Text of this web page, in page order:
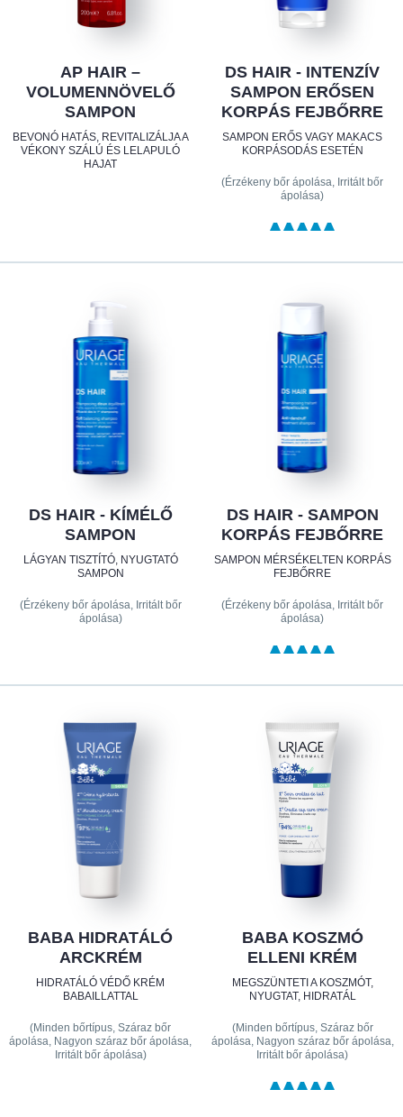
AP HAIR –
VOLUMENNÖVELŐ
SAMPON
BEVONÓ HATÁS, REVITALIZÁLJA A
VÉKONY SZÁLÚ ÉS LELAPULÓ
HAJAT
DS HAIR - INTENZÍV
SAMPON ERŐSEN
KORPÁS FEJBŐRRE
SAMPON ERŐS VAGY MAKACS
KORPÁSODÁS ESETÉN
(Érzékeny bőr ápolása, Irritált bőr
ápolása)
DS HAIR - KÍMÉLŐ
SAMPON
LÁGYAN TISZTÍTÓ, NYUGTATÓ
SAMPON
(Érzékeny bőr ápolása, Irritált bőr
ápolása)
DS HAIR - SAMPON
KORPÁS FEJBŐRRE
SAMPON MÉRSÉKELTEN KORPÁS
FEJBŐRRE
(Érzékeny bőr ápolása, Irritált bőr
ápolása)
BABA HIDRATÁLÓ
ARCKRÉM
HIDRATÁLÓ VÉDŐ KRÉM
BABAILLATTAL
(Minden bőrtípus, Száraz bőr
ápolása, Nagyon száraz bőr ápolása,
Irritált bőr ápolása)
BABA KOSZMÓ
ELLENI KRÉM
MEGSZÜNTETI A KOSZMÓT,
NYUGTAT, HIDRATÁL
(Minden bőrtípus, Száraz bőr
ápolása, Nagyon száraz bőr ápolása,
Irritált bőr ápolása)